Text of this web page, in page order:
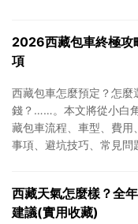
2026西藏包車終極攻
項
西藏包車怎麼預定？怎麼
錢？……。本文將從小白
藏包車流程、車型、費用
事項、避坑技巧、常見問
西藏天氣怎麼樣？全
建議(實用收藏)